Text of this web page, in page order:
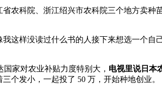
农科院、浙江绍兴市农科院三个地方卖
这样没读过什么书的人接下来想选一个
家对农业补贴力度特别大， 电视里说日本
个发小，一起投了 50 万，开始种地创业。